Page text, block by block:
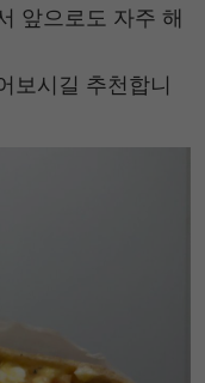
앞으로도 자주 해
보시길 추천합니